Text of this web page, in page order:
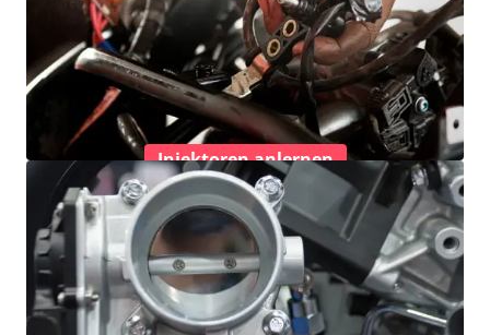
Injektoren anlernen